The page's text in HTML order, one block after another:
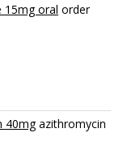
15mg oral order
40mgazithromycin